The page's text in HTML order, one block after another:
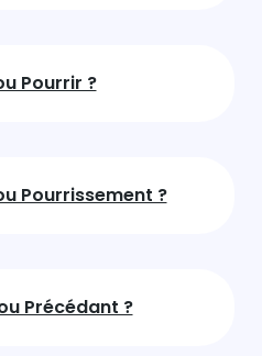
Pourrir ?
Pourrissement ?
Précédant ?